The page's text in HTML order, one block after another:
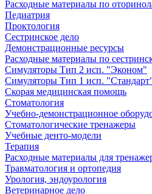
Расходные материалы по
Педиатрия
Проктология
Сестринское дело
Демонстрационные ресурсы
Расходные материалы по
Симуляторы Тип 2 исп. "Эконом"
Симуляторы Тип 1 исп.
Скорая медицинская помощь
Стоматология
Учебно-демонстрационное
Стоматологические тренажеры
Учебные денто-модели
Терапия
Расходные материалы для
Травматология и ортопедия
Урология, эндоурология
Ветеринарное дело